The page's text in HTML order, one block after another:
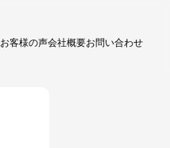
お客様の声会社概要お問い合わせ